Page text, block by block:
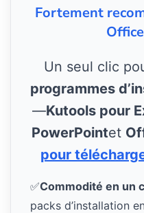
Fortement
Un seul clic
programmes
—Kutools pour
PowerPointet
pour
✅Commodité en un
packs d’installation